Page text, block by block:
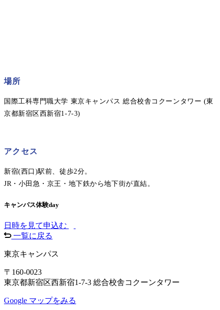
場所
国際工科専門職大学 東京キャンパス 総合校舎コクーンタワー (東
京都新宿区西新宿1-7-3)
アクセス
新宿(西口)駅前、徒歩2分。
JR・小田急・京王・地下鉄から地下街が直結。
キャンパス体験day
日時を見て申込む
一覧に戻る
東京キャンパス
〒160-0023
東京都新宿区西新宿1-7-3 総合校舎コクーンタワー
Google マップをみる